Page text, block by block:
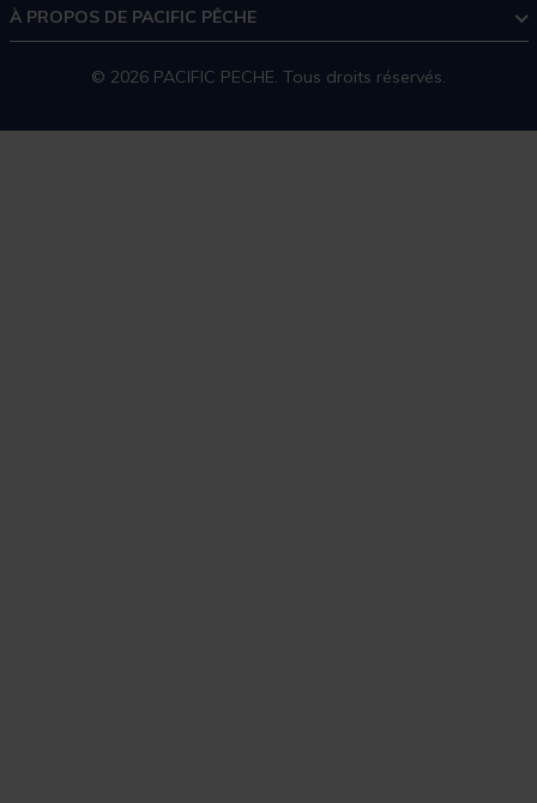
À PROPOS DE PACIFIC PÊCHE
© 2026 PACIFIC PECHE. Tous droits réservés.